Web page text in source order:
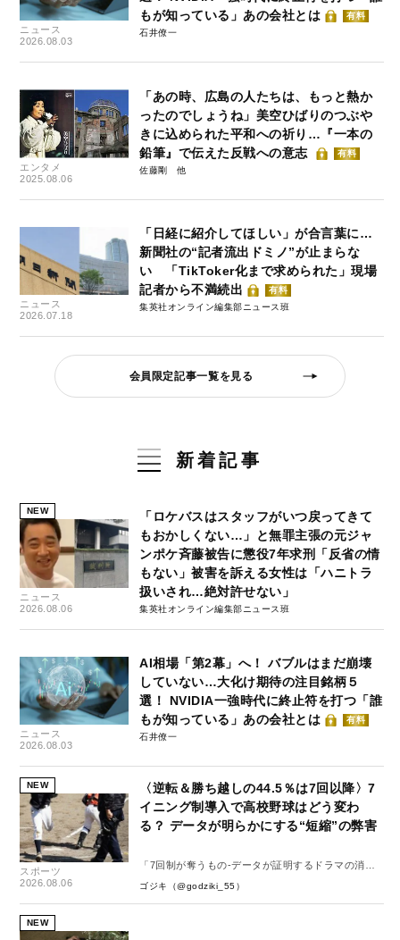
ニュース
2026.08.03
もが知っている」あの会社とは
有料
石井僚一
エンタメ
2025.08.06
「あの時、広島の人たちは、もっと熱か
ったのでしょうね」美空ひばりのつぶや
きに込められた平和への祈り…『一本の
鉛筆』で伝えた反戦への意志
有料
佐藤剛
ニュース
2026.07.18
「日経に紹介してほしい」が合言葉に…
新聞社の“記者流出ドミノ”が止まらな
い 「TikToker化まで求められた」現場
記者から不満続出
有料
集英社オンライン編集部ニュース班
会員限定記事一覧を見る
新着記事
NEW
ニュース
2026.08.06
「ロケバスはスタッフがいつ戻ってきて
もおかしくない…」と無罪主張の元ジャ
ンポケ斉藤被告に懲役7年求刑「反省の情
もない」被害を訴える女性は「ハニトラ
扱いされ…絶対許せない」
集英社オンライン編集部ニュース班
ニュース
2026.08.03
AI相場「第2幕」へ！ バブルはまだ崩壊
していない…大化け期待の注目銘柄５
選！ NVIDIA一強時代に終止符を打つ「誰
もが知っている」あの会社とは
有料
石井僚一
NEW
スポーツ
2026.08.06
〈逆転＆勝ち越しの44.5％は7回以降〉7
イニング制導入で高校野球はどう変わ
る？ データが明らかにする“短縮”の弊害
「7回制が奪うもの-データが証明するドラマの消
失-」
ゴジキ（@godziki_55）
NEW